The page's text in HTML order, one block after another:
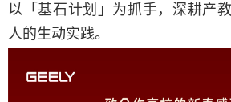
以「基石计划」为抓手，深耕产
人的生动实践。